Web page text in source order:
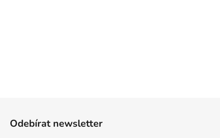
Odebírat newsletter